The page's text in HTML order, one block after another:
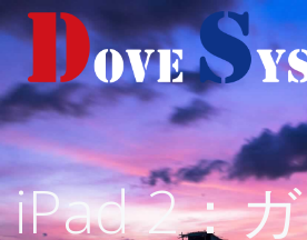
コ
ン
テ
へ
ス
キ
ッ
iPad 2：